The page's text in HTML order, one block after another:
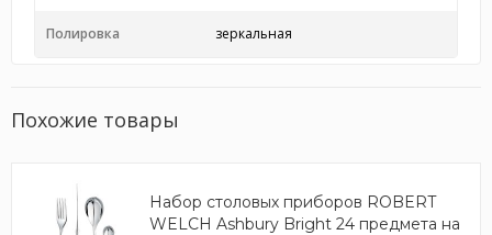
Полировка зеркальная
Похожие товары
Набор столовых приборов ROBERT
WELCH Ashbury Bright 24 предмета на